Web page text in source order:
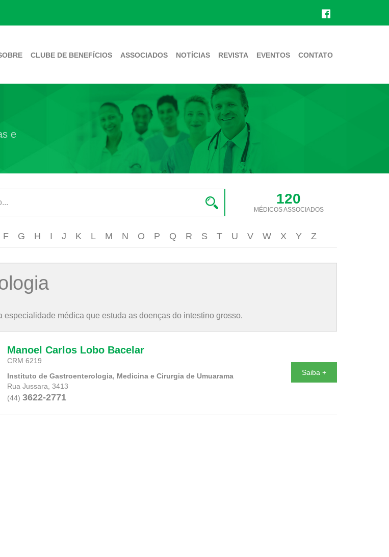
CLUBE DE BENEFÍCIOS ASSOCIADOS NOTÍCIAS REVISTA EVENTOS CONTATO
e
120
MÉDICOS ASSOCIADOS
F G H I J K L M N O P Q R S T U V W X Y Z
especialidade médica que estuda as doenças do intestino grosso.
Manoel Carlos Lobo Bacelar
CRM 6219
Instituto de Gastroenterologia, Medicina e Cirurgia de Umuarama
Rua Jussara, 3413
(44) 3622-2771
Saiba +